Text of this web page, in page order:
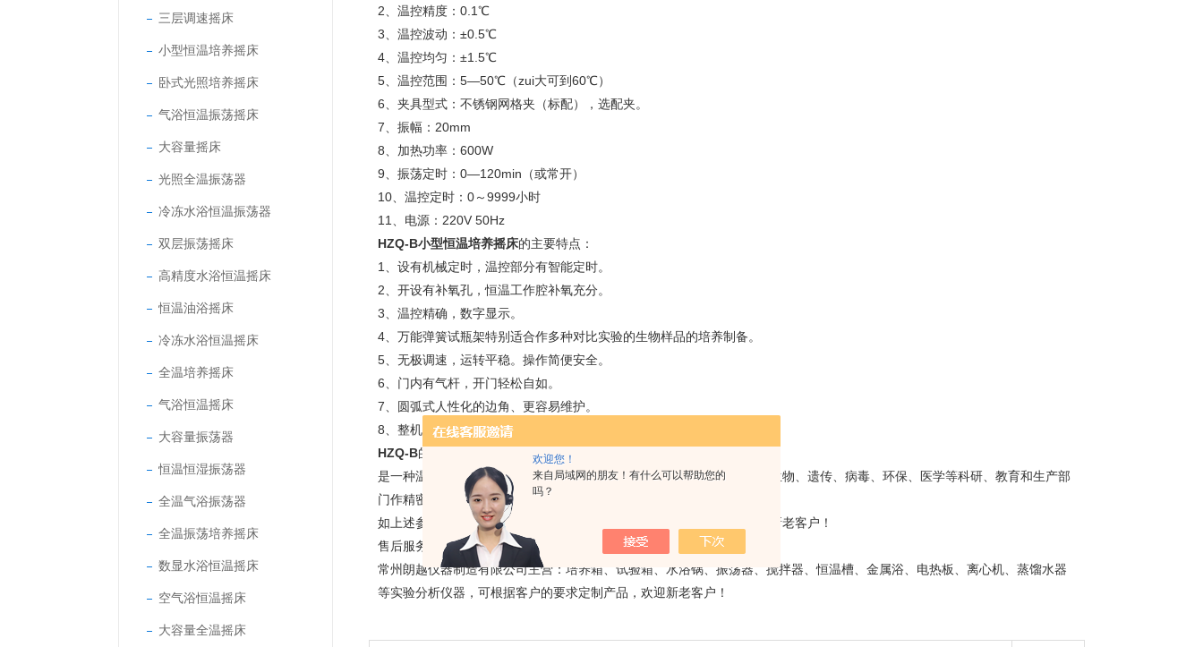
欢迎您！
来自局域网的朋友！有什么可以帮助您的
吗？
三层调速摇床
小型恒温培养摇床
卧式光照培养摇床
气浴恒温振荡摇床
大容量摇床
光照全温振荡器
冷冻水浴恒温振荡器
双层振荡摇床
高精度水浴恒温摇床
恒温油浴摇床
冷冻水浴恒温摇床
全温培养摇床
气浴恒温摇床
大容量振荡器
恒温恒湿振荡器
全温气浴振荡器
全温振荡培养摇床
数显水浴恒温摇床
空气浴恒温摇床
大容量全温摇床
2、温控精度：0.1℃
3、温控波动：±0.5℃
4、温控均匀：±1.5℃
5、温控范围：5—50℃（zui大可到60℃）
6、夹具型式：不锈钢网格夹（标配），选配夹。
7、振幅：20mm
8、加热功率：600W
9、振荡定时：0—120min（或常开）
10、温控定时：0～9999小时
11、电源：220V 50Hz
HZQ-B小型恒温培养摇床的主要特点：
1、设有机械定时，温控部分有智能定时。
2、开设有补氧孔，恒温工作腔补氧充分。
3、温控精确，数字显示。
4、万能弹簧试瓶架特别适合作多种对比实验的生物样品的培养制备。
5、无极调速，运转平稳。操作简便安全。
6、门内有气杆，开门轻松自如。
7、圆弧式人性化的边角、更容易维护。
8、整机静音设计，静电喷塑箱体，造型豪华美观。
HZQ-B的主要概述：
是一种温度可控的培养箱和振荡器相结合的生化仪器,是植物、生物、微生物、遗传、病毒、环保、医学等科研、教育和生产部
门作精密培养制备*的实验室设备。
如上述参数无法满足您的技术参数，我们将根据您 技术定制产品，欢迎新老客户！
售后服务：质保一年，终身维修！
常州朗越仪器制造有限公司主营：培养箱、试验箱、水浴锅、振荡器、搅拌器、恒温槽、金属浴、电热板、离心机、蒸馏水器
等实验分析仪器，可根据客户的要求定制产品，欢迎新老客户！